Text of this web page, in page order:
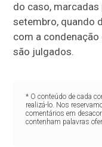
do caso, marcadas
setembro, quando
com a
são julgados.
* O conteúdo de cada
realizá-lo. Nos
comentários em
contenham palavras